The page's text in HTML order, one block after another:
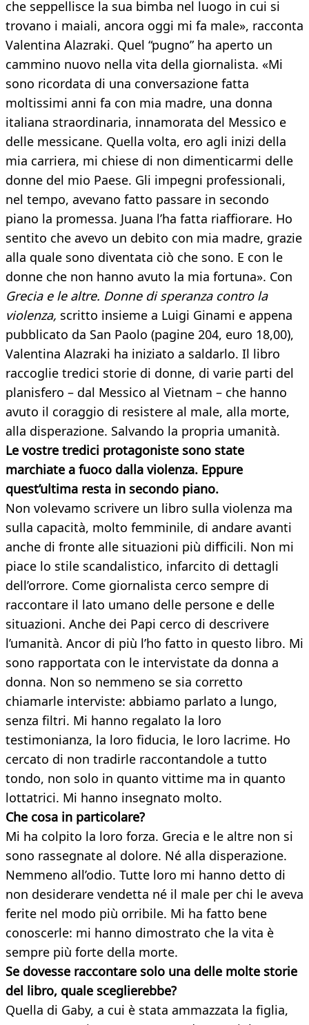
che seppellisce la sua bimba nel luogo in cui si
trovano i maiali, ancora oggi mi fa male», racconta
Valentina Alazraki. Quel “pugno” ha aperto un
cammino nuovo nella vita della giornalista. «Mi
sono ricordata di una conversazione fatta
moltissimi anni fa con mia madre, una donna
italiana straordinaria, innamorata del Messico e
delle messicane. Quella volta, ero agli inizi della
mia carriera, mi chiese di non dimenticarmi delle
donne del mio Paese. Gli impegni professionali,
nel tempo, avevano fatto passare in secondo
piano la promessa. Juana l’ha fatta riaffiorare. Ho
sentito che avevo un debito con mia madre, grazie
alla quale sono diventata ciò che sono. E con le
donne che non hanno avuto la mia fortuna». Con
Grecia e le altre. Donne di speranza contro la
violenza, scritto insieme a Luigi Ginami e appena
pubblicato da San Paolo (pagine 204, euro 18,00),
Valentina Alazraki ha iniziato a saldarlo. Il libro
raccoglie tredici storie di donne, di varie parti del
planisfero – dal Messico al Vietnam – che hanno
avuto il coraggio di resistere al male, alla morte,
alla disperazione. Salvando la propria umanità.
Le vostre tredici protagoniste sono state
marchiate a fuoco dalla violenza. Eppure
quest’ultima resta in secondo piano.
Non volevamo scrivere un libro sulla violenza ma
sulla capacità, molto femminile, di andare avanti
anche di fronte alle situazioni più difficili. Non mi
piace lo stile scandalistico, infarcito di dettagli
dell’orrore. Come giornalista cerco sempre di
raccontare il lato umano delle persone e delle
situazioni. Anche dei Papi cerco di descrivere
l’umanità. Ancor di più l’ho fatto in questo libro. Mi
sono rapportata con le intervistate da donna a
donna. Non so nemmeno se sia corretto
chiamarle interviste: abbiamo parlato a lungo,
senza filtri. Mi hanno regalato la loro
testimonianza, la loro fiducia, le loro lacrime. Ho
cercato di non tradirle raccontandole a tutto
tondo, non solo in quanto vittime ma in quanto
lottatrici. Mi hanno insegnato molto.
Che cosa in particolare?
Mi ha colpito la loro forza. Grecia e le altre non si
sono rassegnate al dolore. Né alla disperazione.
Nemmeno all’odio. Tutte loro mi hanno detto di
non desiderare vendetta né il male per chi le aveva
ferite nel modo più orribile. Mi ha fatto bene
conoscerle: mi hanno dimostrato che la vita è
sempre più forte della morte.
Se dovesse raccontare solo una delle molte storie
del libro, quale sceglierebbe?
Quella di Gaby, a cui è stata ammazzata la figlia,